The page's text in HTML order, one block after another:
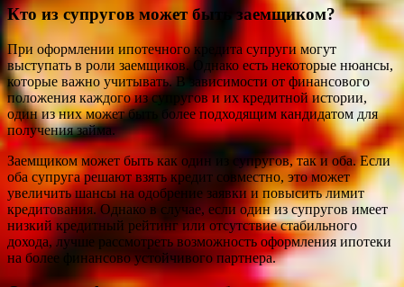
Кто из супругов может быть заемщиком?
При оформлении ипотечного кредита супруги могут
выступать в роли заемщиков. Однако есть некоторые нюансы,
которые важно учитывать. В зависимости от финансового
положения каждого из супругов и их кредитной истории,
один из них может быть более подходящим кандидатом для
получения займа.
Заемщиком может быть как один из супругов, так и оба. Если
оба супруга решают взять кредит совместно, это может
увеличить шансы на одобрение заявки и повысить лимит
кредитования. Однако в случае, если один из супругов имеет
низкий кредитный рейтинг или отсутствие стабильного
дохода, лучше рассмотреть возможность оформления ипотеки
на более финансово устойчивого партнера.